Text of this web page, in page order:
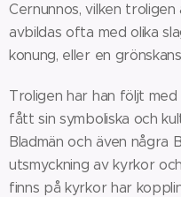
Cernunnos, vilken
avbildas ofta med olika
konung, eller en
Troligen har han följt
fått sin symboliska och
Bladmän och även några
utsmyckning av kyrkor
finns på kyrkor har